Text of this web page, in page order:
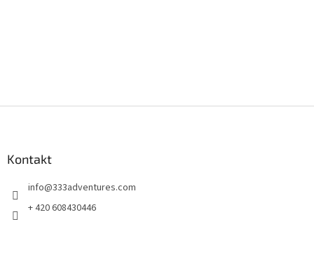
Kontakt
info@333adventures.com
+ 420 608430446